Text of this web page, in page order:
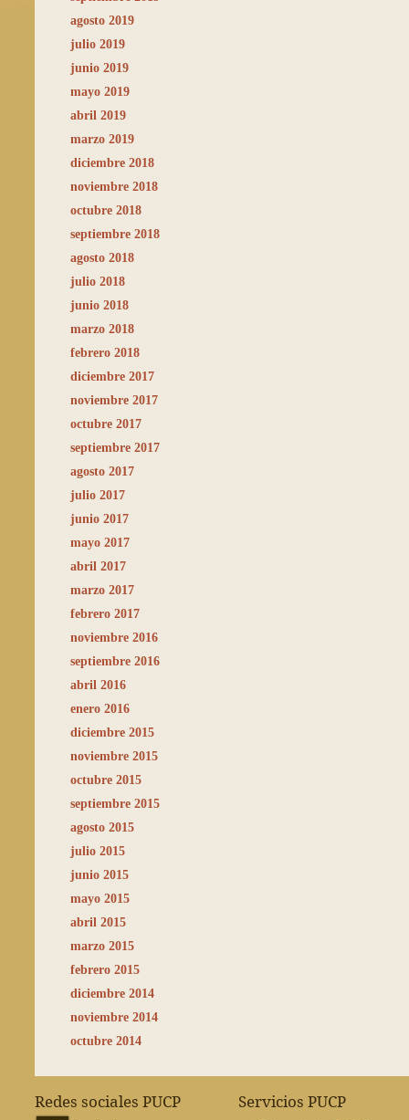
agosto 2019
julio 2019
junio 2019
mayo 2019
abril 2019
marzo 2019
diciembre 2018
noviembre 2018
octubre 2018
septiembre 2018
agosto 2018
julio 2018
junio 2018
marzo 2018
febrero 2018
diciembre 2017
noviembre 2017
octubre 2017
septiembre 2017
agosto 2017
julio 2017
junio 2017
mayo 2017
abril 2017
marzo 2017
febrero 2017
noviembre 2016
septiembre 2016
abril 2016
enero 2016
diciembre 2015
noviembre 2015
octubre 2015
septiembre 2015
agosto 2015
julio 2015
junio 2015
mayo 2015
abril 2015
marzo 2015
febrero 2015
diciembre 2014
noviembre 2014
octubre 2014
Redes sociales PUCP Servicios PUCP